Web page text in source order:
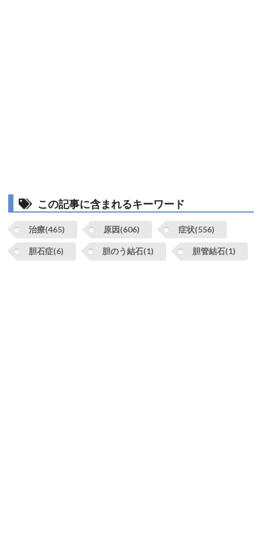
この記事に含まれるキーワード
治療(465) 原因(606) 症状(556)
胆石症(6) 胆のう結石(1) 胆管結石(1)